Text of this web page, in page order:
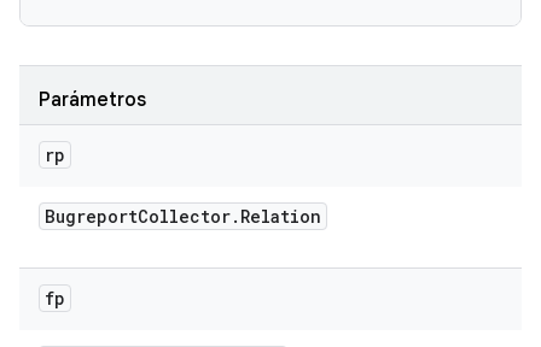
Parámetros
rp
BugreportCollector. Relation
fp